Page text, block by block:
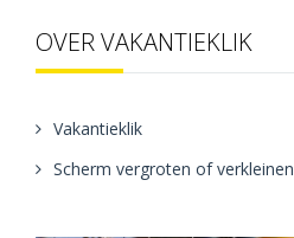
OVER VAKANTIEKLIK
Vakantieklik
Scherm vergroten of verkleinen